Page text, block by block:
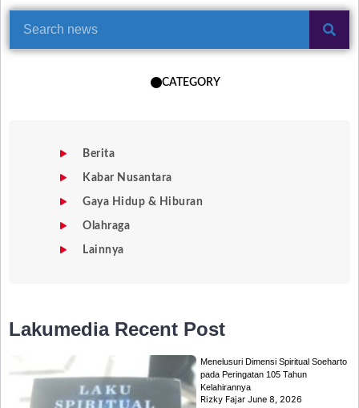
CATEGORY
Berita
Kabar Nusantara
Gaya Hidup & Hiburan
Olahraga
Lainnya
Lakumedia Recent Post
Menelusuri Dimensi Spiritual Soeharto
pada Peringatan 105 Tahun
Kelahirannya
Rizky FajarJune 8, 2026